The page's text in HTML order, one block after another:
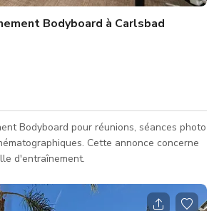
Bodyboard à Carlsbad
Bodyboard pour réunions, séances photo
Cette annonce concerne
d'entraînement.